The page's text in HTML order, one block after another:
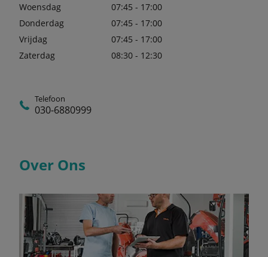
Woensdag
07:45 - 17:00
Donderdag
07:45 - 17:00
Vrijdag
07:45 - 17:00
Zaterdag
08:30 - 12:30
Telefoon
030-6880999
Over Ons